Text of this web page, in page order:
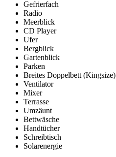
Gefrierfach
Radio
Meerblick
CD Player
Ufer
Bergblick
Gartenblick
Parken
Breites Doppelbett (Kingsize)
Ventilator
Mixer
Terrasse
Umzäunt
Bettwäsche
Handtücher
Schreibtisch
Solarenergie